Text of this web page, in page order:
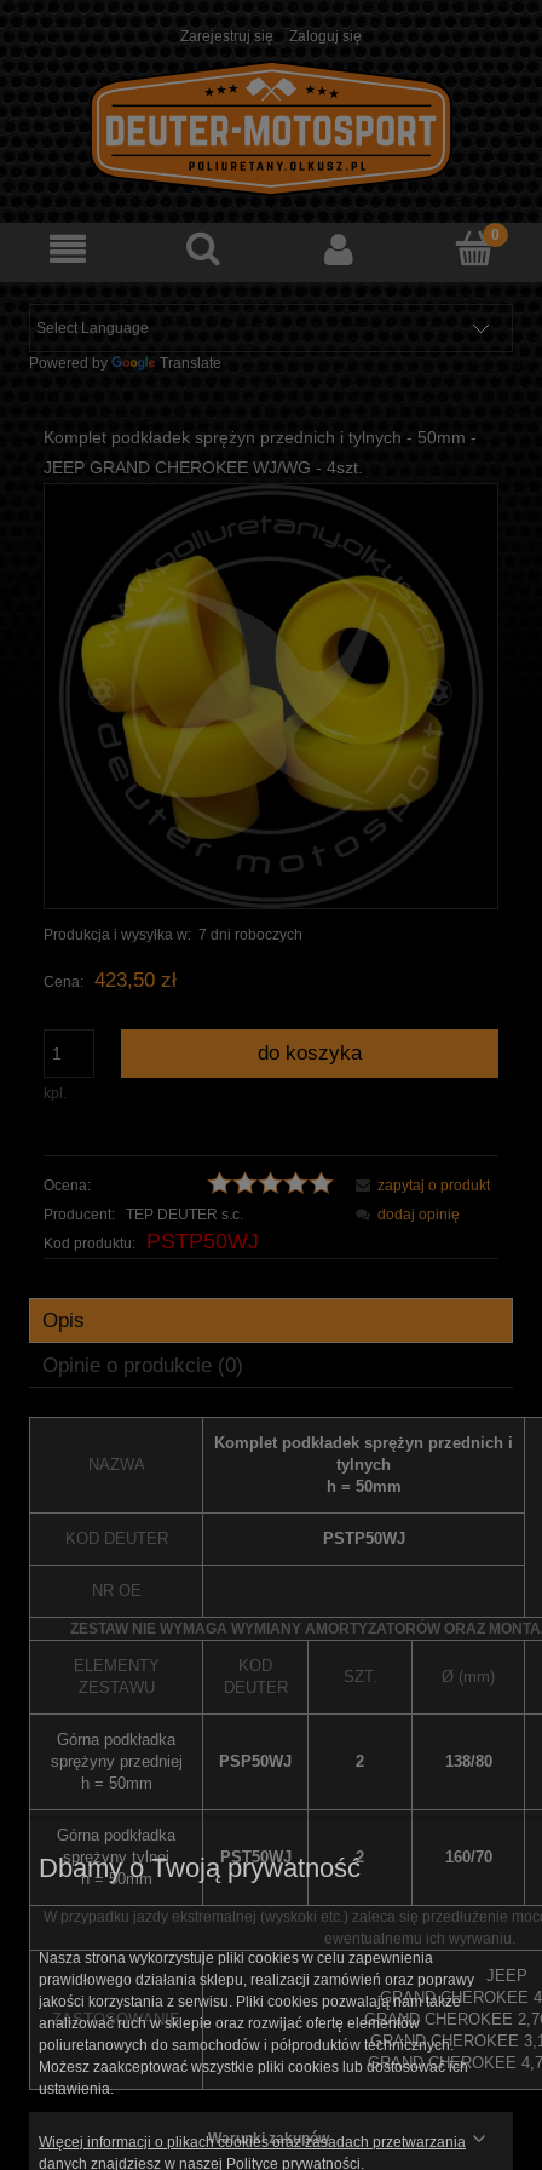
Zarejestruj się Zaloguj się
Powered by Translate
Komplet podkładek sprężyn przednich i tylnych - 50mm -
JEEP GRAND CHEROKEE WJ/WG - 4szt.
Produkcja i wysyłka w: 7 dni roboczych
Cena: 423,50 zł
kpl.
do koszyka
Ocena:
Producent:
TEP DEUTER s.c.
Kod produktu:
PSTP50WJ
zapytaj o produkt
dodaj opinię
Opis
Opinie o produkcie (0)
NAZWA
Komplet podkładek sprężyn przednich i
tylnych
h = 50mm
KOD DEUTER PSTP50WJ
NR OE
ZESTAW NIE WYMAGA WYMIANY AMORTYZATORÓW ORAZ
ELEMENTY
ZESTAWU
KOD
DEUTER
SZT. Ø (mm)
Górna podkładka
sprężyny przedniej
h = 50mm
PSP50WJ 2 138/80
Górna podkładka
sprężyny tylnej
h = 50mm
PST50WJ 2 160/70
W przypadku jazdy ekstremalnej (wyskoki etc.) zaleca się przedłużenie
ewentualnemu ich wyrwaniu.
ZASTOSOWANIE
JEEP
GRAND CHEROKEE
GRAND CHEROKEE
GRAND CHEROKEE
GRAND CHEROKEE
Warunki zakupów
Dbamy o Twoją prywatność
Nasza strona wykorzystuje pliki cookies w celu zapewnienia
prawidłowego działania sklepu, realizacji zamówień oraz poprawy
jakości korzystania z serwisu. Pliki cookies pozwalają nam także
analizować ruch w sklepie oraz rozwijać ofertę elementów
poliuretanowych do samochodów i półproduktów technicznych.
Możesz zaakceptować wszystkie pliki cookies lub dostosować ich
ustawienia.
Więcej informacji o plikach cookies oraz zasadach przetwarzania
danych znajdziesz w naszej Polityce prywatności.